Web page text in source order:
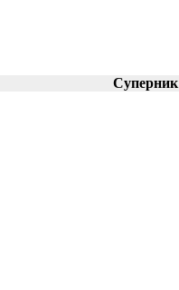
Суперник